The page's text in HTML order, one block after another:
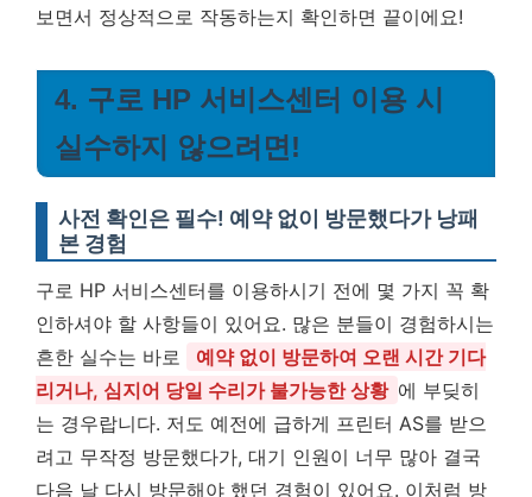
보면서 정상적으로 작동하는지 확인하면 끝이에요!
4. 구로 HP 서비스센터 이용 시
실수하지 않으려면!
사전 확인은 필수! 예약 없이 방문했다가 낭패
본 경험
구로 HP 서비스센터를 이용하시기 전에 몇 가지 꼭 확
인하셔야 할 사항들이 있어요. 많은 분들이 경험하시는
흔한 실수는 바로
예약 없이 방문하여 오랜 시간 기다
리거나, 심지어 당일 수리가 불가능한 상황 에 부딪히
는 경우랍니다. 저도 예전에 급하게 프린터 AS를 받으
려고 무작정 방문했다가, 대기 인원이 너무 많아 결국
다음 날 다시 방문해야 했던 경험이 있어요. 이처럼 방